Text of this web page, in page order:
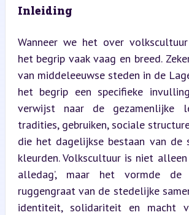
Inleiding
Wanneer we het over
het begrip vaak vaag en breed.
van middeleeuwse steden in de
het begrip een specifieke
verwijst naar de gezamenlijke
tradities, gebruiken, sociale
die het dagelijkse bestaan van de
kleurden. Volkscultuur is niet
alledag’, maar het vormde de
ruggengraat van de stedelijke
identiteit, solidariteit en macht